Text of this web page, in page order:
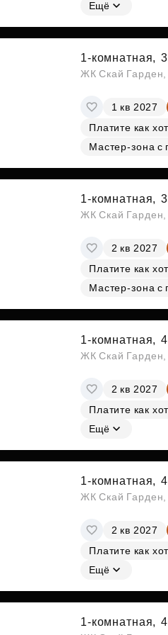
Субсидии
Ещё
1-комнатная,
ЖК Скай Гарден,
1 кв 2027
Платите как
Мастер-зона с
1-комнатная,
ЖК Скай Гарден,
2 кв 2027
Платите как
Мастер-зона с
1-комнатная,
ЖК Скай Гарден,
2 кв 2027
Платите как
Ещё
1-комнатная,
ЖК Скай Гарден,
2 кв 2027
Платите как
Ещё
1-комнатная,